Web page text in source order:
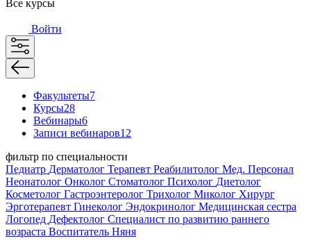
Все курсы
Войти
Факультеты7
Курсы28
Вебинары6
Записи вебинаров12
фильтр по специальности
Педиатр Дерматолог Терапевт Реабилитолог Мед. Персонал
Неонатолог Онколог Стоматолог Психолог Диетолог
Косметолог Гастроэнтеролог Трихолог Миколог Хирург
Эрготерапевт Гинеколог Эндокринолог Медицинская сестра
Логопед Дефектолог Специалист по развитию раннего
возраста Воспитатель Няня